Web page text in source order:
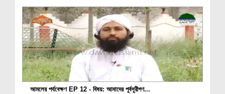
আমলের পর্যবেক্ষণ EP 12 - বিষয়: আমাদের পূর্বসূরীগণ...